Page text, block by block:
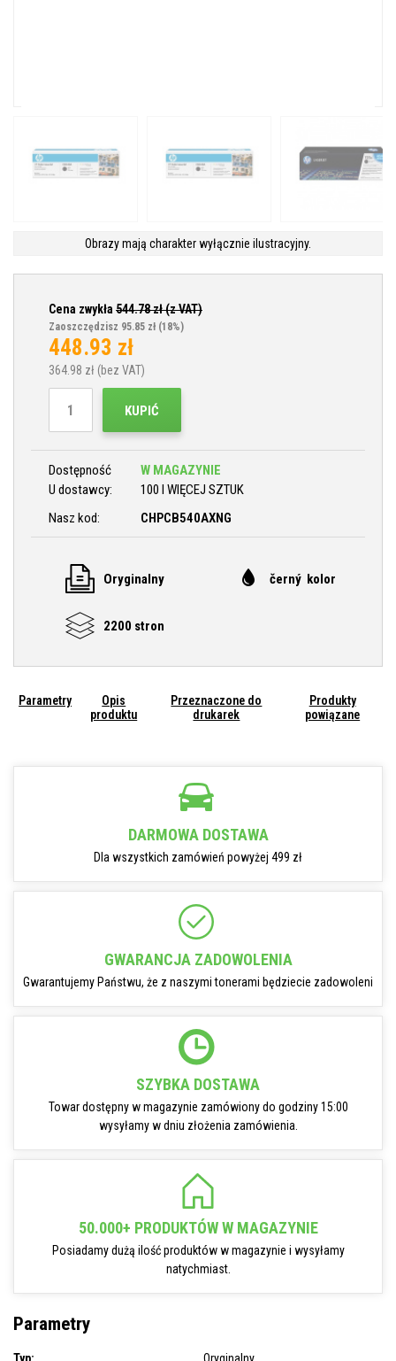
Obrazy mają charakter wyłącznie ilustracyjny.
Cena zwykła 544.78zł (z VAT)
Zaoszczędzisz 95.85 zł (18%)
448.93 zł
364.98 zł (bez VAT)
KUPIĆ
Dostępność
W MAGAZYNIE
U dostawcy:
100 I WIĘCEJ SZTUK
Nasz kod:
CHPCB540AXNG
Oryginalny černý kolor
2200 stron
Parametry
Opis
produktu
Przeznaczone do
drukarek
Produkty
powiązane
DARMOWA DOSTAWA
Dla wszystkich zamówień powyżej 499 zł
GWARANCJA ZADOWOLENIA
Gwarantujemy Państwu, że z naszymi tonerami będziecie zadowoleni
SZYBKA DOSTAWA
Towar dostępny w magazynie zamówiony do godziny 15:00
wysyłamy w dniu złożenia zamówienia.
50.000+ PRODUKTÓW W MAGAZYNIE
Posiadamy dużą ilość produktów w magazynie i wysyłamy
natychmiast.
Parametry